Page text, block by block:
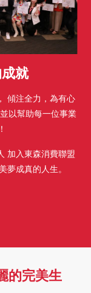
就
傾注全力，為有心
並以幫助每一位事業
加入東森消費聯盟
夢成真的人生。
的完美生